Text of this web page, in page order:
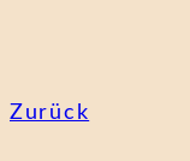
Zurück